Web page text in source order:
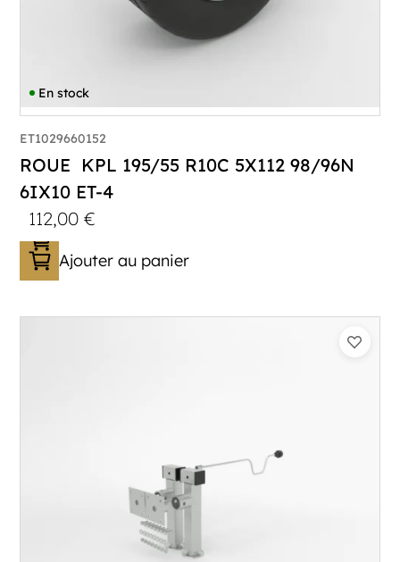
En stock
ET1029660152
ROUE KPL 195/55 R10C 5X112 98/96N
6IX10 ET-4
112,00€
Ajouter au panier